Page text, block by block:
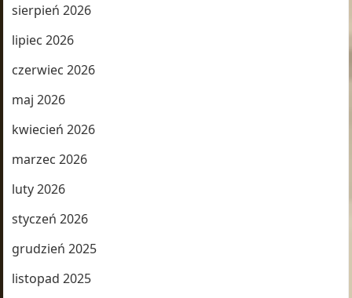
sierpień 2026
lipiec 2026
czerwiec 2026
maj 2026
kwiecień 2026
marzec 2026
luty 2026
styczeń 2026
grudzień 2025
listopad 2025